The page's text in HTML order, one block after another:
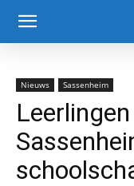
Nieuws Sassenheim